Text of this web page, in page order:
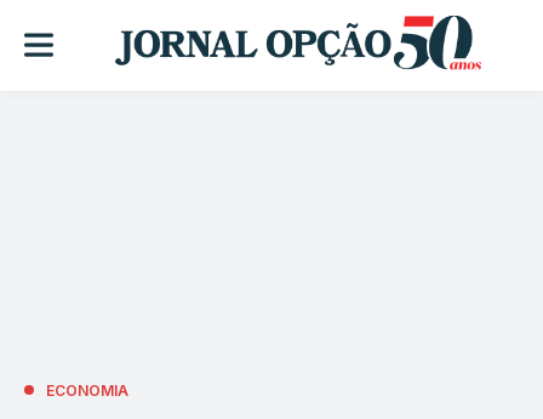
ECONOMIA